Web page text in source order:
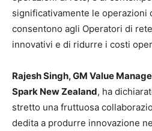
significativamente le operazioni
consentono agli Operatori di
innovativi e di ridurre i costi
Rajesh Singh, GM Value
Spark New Zealand, ha
stretto una fruttuosa
dedita a produrre innovazione